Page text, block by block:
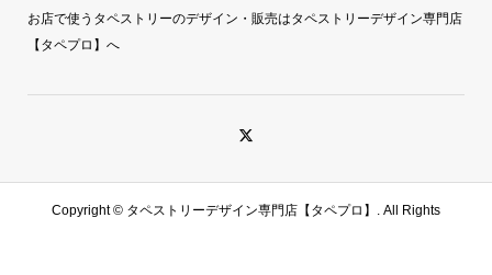
お店で使うタペストリーのデザイン・販売はタペストリーデザイン専門店
【タペプロ】へ
Copyright © タペストリーデザイン専門店【タペプロ】. All Rights